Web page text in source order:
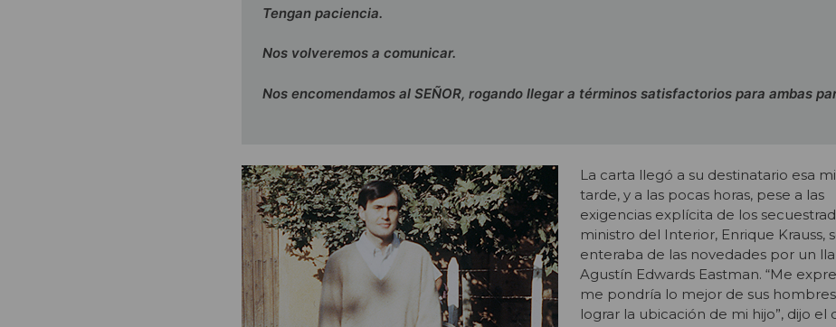
Tengan paciencia.
Nos volveremos a comunicar.
Nos encomendamos al SEÑOR, rogando llegar a términos satisfactorios para ambas
La carta llegó a su destinatario esa
tarde, y a las pocas horas, pese a las
exigencias explícita de los
ministro del Interior, Enrique Krauss,
enteraba de las novedades por un
Agustín Edwards Eastman. “Me
me pondría lo mejor de sus
lograr la ubicación de mi hijo”, dijo el